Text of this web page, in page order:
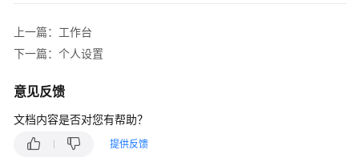
API
参
见
问
上一篇：工作台
下一篇：个人设置
意见反馈
文档内容是否对您有帮助？
提供反馈